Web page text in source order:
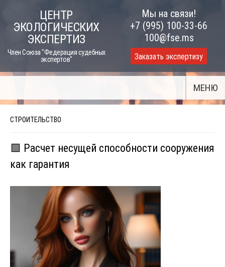
content
ЦЕНТР
ЭКОЛОГИЧЕСКИХ
ЭКСПЕРТИЗ
Член Союза "Федерация судебных
экспертов"
Мы на связи!
+7 (995) 100-33-66
100@fse.ms
Заказать экспертизу
МЕНЮ
СТРОИТЕЛЬСТВО
🟩 Расчет несущей способности сооружения
как гарантия